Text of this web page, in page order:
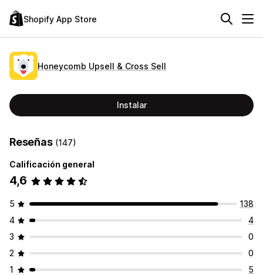
Shopify App Store
Honeycomb Upsell & Cross Sell
Instalar
Reseñas (147)
Calificación general
4,6
5
138
4
4
3
0
2
0
1
5